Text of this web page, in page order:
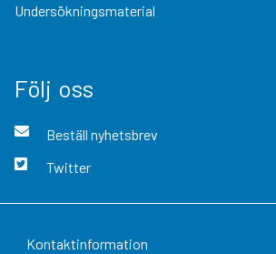
Undersökningsmaterial
Följ oss
Beställ nyhetsbrev
Twitter
Kontaktinformation